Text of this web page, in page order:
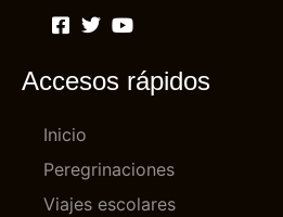
Accesos rápidos
Inicio
Peregrinaciones
Viajes escolares